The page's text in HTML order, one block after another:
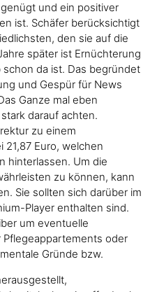
und ein positiver
ist. Schäfer berücksichtigt
den sie auf die
später ist Ernüchterung
da ist. Das begründet
und Gespür für News
Ganze mal eben
darauf achten.
zu einem
Euro, welchen
hinterlassen. Um die
zu können, kann
Sie sollten sich darüber im
Player enthalten sind.
um eventuelle
oder
Gründe bzw.